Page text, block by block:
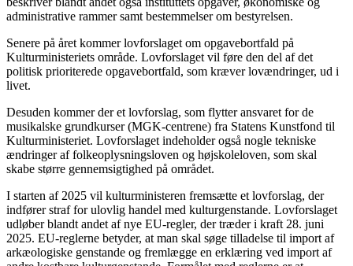
administrative rammer samt bestemmelser om bestyrelsen.
Senere på året kommer lovforslaget om opgavebortfald på
Kulturministeriets område. Lovforslaget vil føre den del af det
politisk prioriterede opgavebortfald, som kræver lovændringer, ud i
livet.
Desuden kommer der et lovforslag, som flytter ansvaret for de
musikalske grundkurser (MGK-centrene) fra Statens Kunstfond til
Kulturministeriet. Lovforslaget indeholder også nogle tekniske
ændringer af folkeoplysningsloven og højskoleloven, som skal
skabe større gennemsigtighed på området.
I starten af 2025 vil kulturministeren fremsætte et lovforslag, der
indfører straf for ulovlig handel med kulturgenstande. Lovforslaget
udløber blandt andet af nye EU-regler, der træder i kraft 28. juni
2025. EU-reglerne betyder, at man skal søge tilladelse til import af
arkæologiske genstande og fremlægge en erklæring ved import af